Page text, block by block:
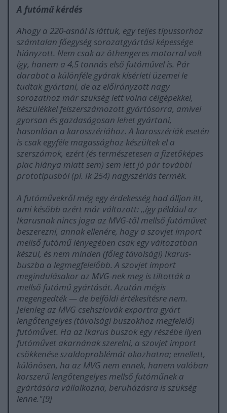
A futómű kérdés
Ahogy a 220-asnál is láttuk, egy teljes típussorhoz
számtalan főegység sorozatgyártási képessége
hiányzott. Nem csak az öthengeres motorral volt
így, hanem a 4,5 tonnás első futóművel is. Pár
darabot a különféle gyárak kísérleti üzemei le
tudtak gyártani, de az előirányzott nagy
sorozathoz már szükség lett volna célgépekkel,
készülékkel felszerszámozott gyártósorra, amivel
gyorsan és gazdaságosan lehet gyártani,
hasonlóan a karosszériához. A karosszériák esetén
is csak egyféle magassághoz készültek el a
szerszámok, ezért (és természetesen a fizetőképes
piac hiánya miatt sem) sem lett jó pár további
prototípusból (pl. Ik 254) nagyszériás termék.
A futóművekről még egy érdekesség had álljon itt,
ami később azért már változott: ,,így például az
Ikarusnak nincs joga az MVG-től mellső futóművet
beszerezni, annak ellenére, hogy a szovjet import
mellső futómű lényegében csak egy változatban
készül, és nem minden (főleg távolsági) Ikarus-
buszba a legmegfelelőbb. A szovjet import
megindulásakor az MVG-nek meg is tiltották a
mellső futómű gyártását. Azután mégis
megengedték — de belföldi értékesítésre nem.
Jelenleg az MVG csehszlovák exportra gyárt
lengőtengelyes (távolsági buszokhoz megfelelő)
futóművet. Ha az Ikarus buszok egy részébe ilyen
futóművet akarnának szerelni, a szovjet import
csökkenése szaldoproblémát okozhatna; emellett,
különösen, ha az MVG nem ennek, hanem valóban
korszerű lengőtengelyes mellső futóműnek a
gyártására vállalkozna, beruházásra is szükség
lenne."[9]